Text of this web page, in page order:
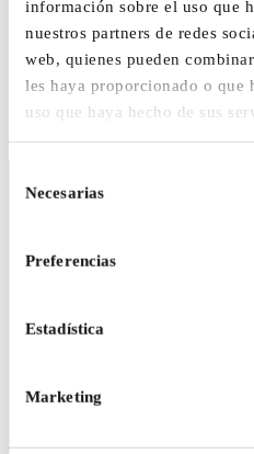
información sobre el uso que
nuestros partners de redes
web, quienes pueden
les haya proporcionado o que
uso que haya hecho de sus
Necesarias
Preferencias
Estadística
Marketing
LinkedIn
WhatsApp